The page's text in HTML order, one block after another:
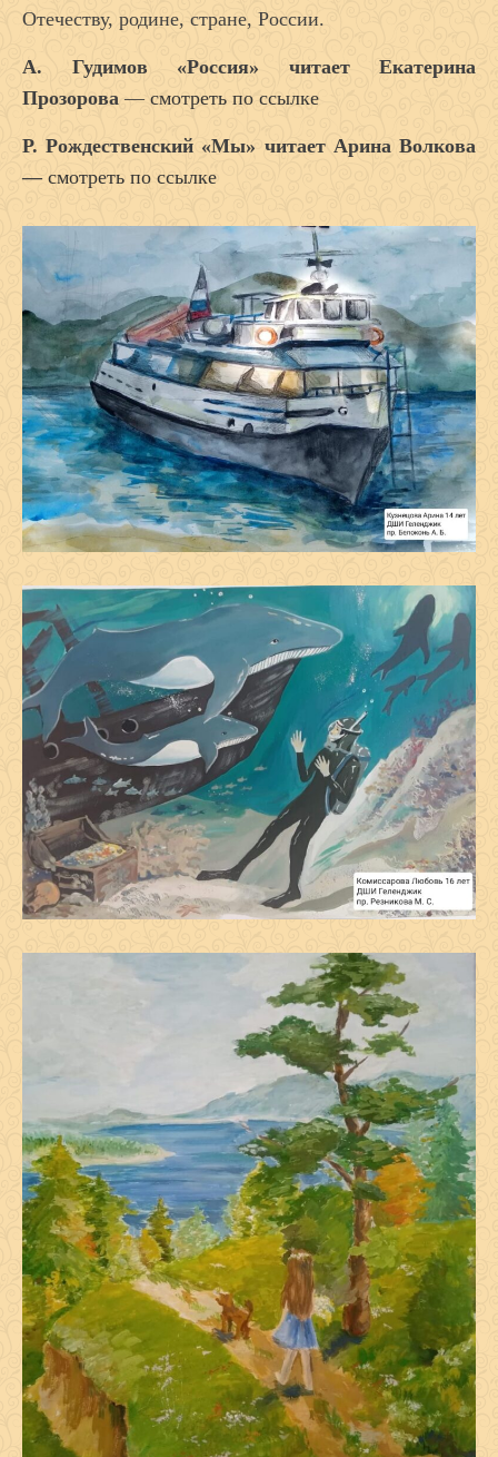
Отечеству, родине, стране, России.
А. Гудимов «Россия» читает Екатерина
Прозорова — смотреть по ссылке
Р. Рождественский «Мы» читает Арина Волкова
— смотреть по ссылке